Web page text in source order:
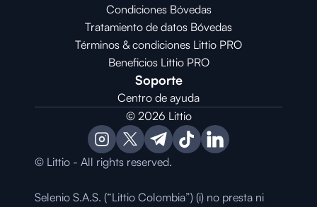
Condiciones Bóvedas
Tratamiento de datos Bóvedas
Términos & condiciones Littio PRO
Beneficios Littio PRO
Soporte
Centro de ayuda
© 2026 Littio
© Littio - All rights reserved.
Selenio S.A.S. (“Littio Colombia”) (i) no presta ni